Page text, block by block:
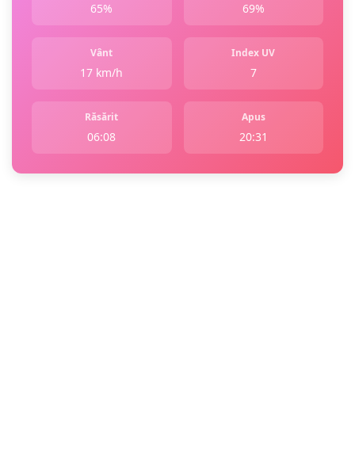
65% 69%
Vânt
17 km/h
Index UV
7
Răsărit
06:08
Apus
20:31